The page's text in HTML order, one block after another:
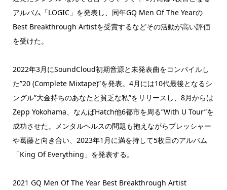
アルバム「LOGIC」を発表し、同年GQ Men Of The Yearの
Best Breakthrough Artistを受賞するなどその活動が高い評価
を受けた。
2022年3月にSoundCloud初期音源と未発表曲をコンパイルし
た”20 (Complete Mixtape)”を発表。4月には10代最後となるシ
ングル”大金持ちのあなたと貧乏な私”をリリースし、8月からは
Zepp Yokohama、なんばHatch他6都市を周る”With U Tour”を
成功させた。 メンタルヘルスの問題も抱えながらプレッシャー
や葛藤と向き合い、2023年1月に満を持して5枚目のアルバム
「King Of Everything」を発表する。
2021 GQ Men Of The Year Best Breakthrough Artist